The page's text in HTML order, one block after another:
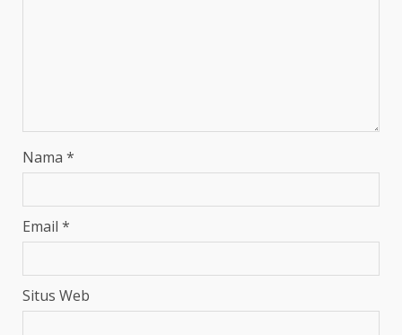
Nama *
Email *
Situs Web